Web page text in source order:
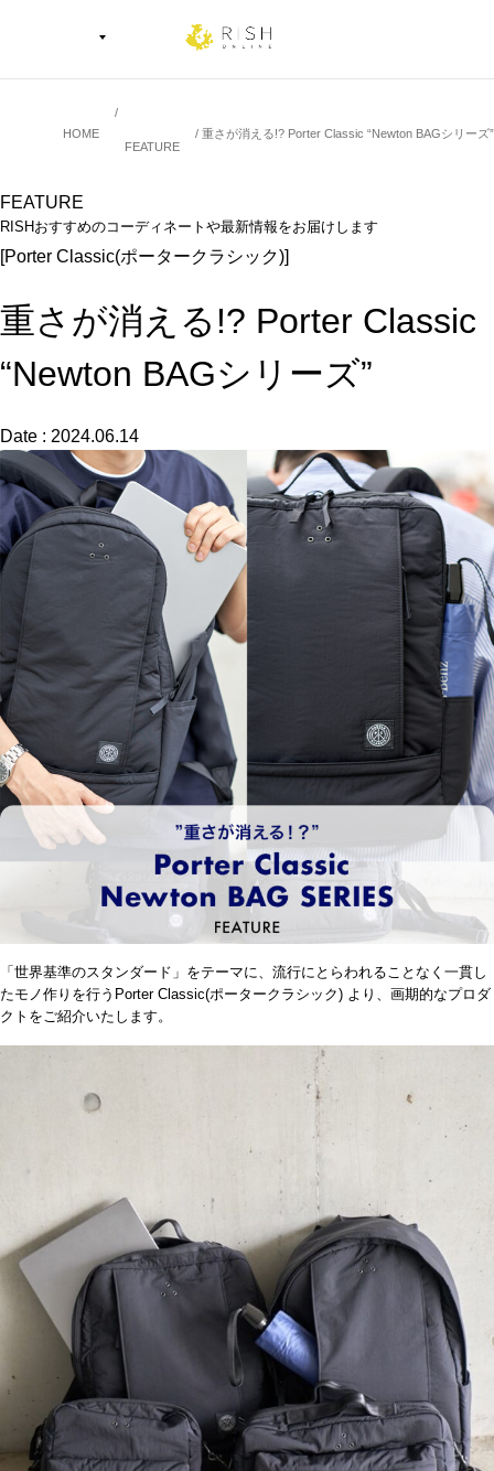
HOME
FEATURE
重さが消える!? Porter Classic “Newton BAGシリーズ”
FEATURE
RISHおすすめのコーディネートや最新情報をお届けします
[Porter Classic(ポータークラシック)]
重さが消える!? Porter Classic
“Newton BAGシリーズ”
Date : 2024.06.14
「世界基準のスタンダード」をテーマに、流行にとらわれることなく一貫し
たモノ作りを行うPorter Classic(ポータークラシック) より、画期的なプロダ
クトをご紹介いたします。